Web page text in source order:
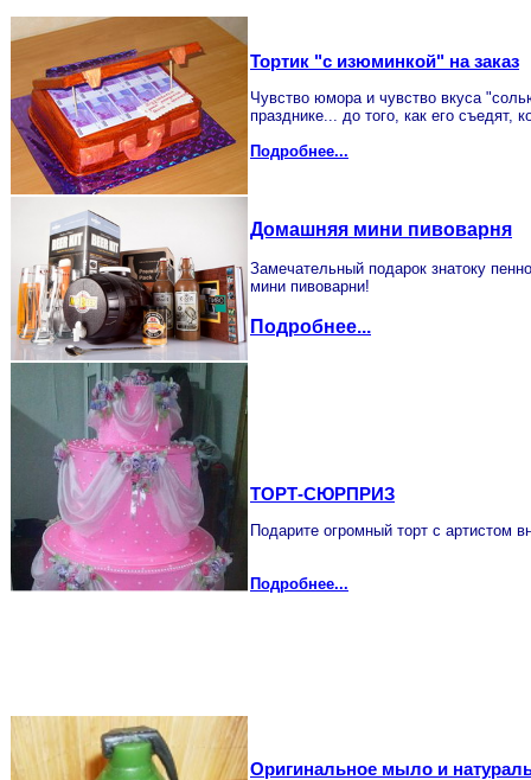
Тортик "с изюминкой" на заказ
Чувство юмора и чувство вкуса
празднике... до того, как его съедят,
Подробнее...
Домашняя мини пивоварня
Замечательный подарок знатоку
мини пивоварни!
Подробнее...
ТОРТ-СЮРПРИЗ
Подарите огромный торт с артистом
Подробнее...
Оригинальное мыло и